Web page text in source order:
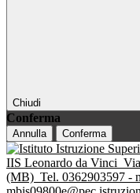
Chiudi
Conferma
Annulla Conferma
IIS Leonardo da Vinci
(MB) Tel. 0362903597 -